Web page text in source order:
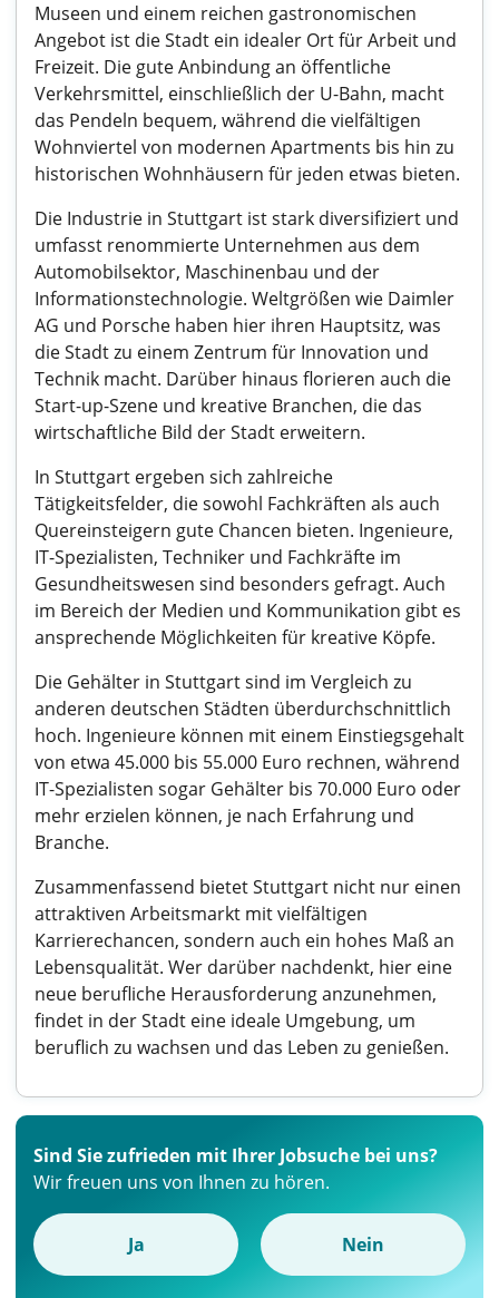
Museen und einem reichen gastronomischen
Angebot ist die Stadt ein idealer Ort für Arbeit und
Freizeit. Die gute Anbindung an öffentliche
Verkehrsmittel, einschließlich der U-Bahn, macht
das Pendeln bequem, während die vielfältigen
Wohnviertel von modernen Apartments bis hin zu
historischen Wohnhäusern für jeden etwas bieten.
Die Industrie in Stuttgart ist stark diversifiziert und
umfasst renommierte Unternehmen aus dem
Automobilsektor, Maschinenbau und der
Informationstechnologie. Weltgrößen wie Daimler
AG und Porsche haben hier ihren Hauptsitz, was
die Stadt zu einem Zentrum für Innovation und
Technik macht. Darüber hinaus florieren auch die
Start-up-Szene und kreative Branchen, die das
wirtschaftliche Bild der Stadt erweitern.
In Stuttgart ergeben sich zahlreiche
Tätigkeitsfelder, die sowohl Fachkräften als auch
Quereinsteigern gute Chancen bieten. Ingenieure,
IT-Spezialisten, Techniker und Fachkräfte im
Gesundheitswesen sind besonders gefragt. Auch
im Bereich der Medien und Kommunikation gibt es
ansprechende Möglichkeiten für kreative Köpfe.
Die Gehälter in Stuttgart sind im Vergleich zu
anderen deutschen Städten überdurchschnittlich
hoch. Ingenieure können mit einem Einstiegsgehalt
von etwa 45.000 bis 55.000 Euro rechnen, während
IT-Spezialisten sogar Gehälter bis 70.000 Euro oder
mehr erzielen können, je nach Erfahrung und
Branche.
Zusammenfassend bietet Stuttgart nicht nur einen
attraktiven Arbeitsmarkt mit vielfältigen
Karrierechancen, sondern auch ein hohes Maß an
Lebensqualität. Wer darüber nachdenkt, hier eine
neue berufliche Herausforderung anzunehmen,
findet in der Stadt eine ideale Umgebung, um
beruflich zu wachsen und das Leben zu genießen.
Sind Sie zufrieden mit Ihrer Jobsuche bei uns?
Wir freuen uns von Ihnen zu hören.
Ja Nein